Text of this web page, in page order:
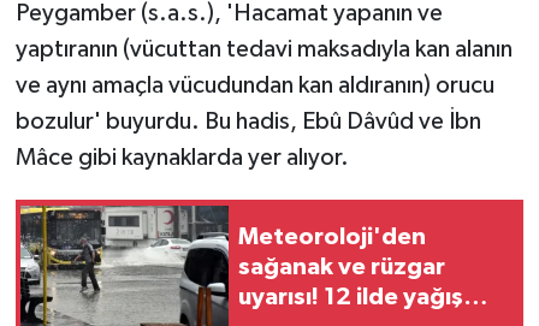
Peygamber (s.a.s.), 'Hacamat yapanın ve
yaptıranın (vücuttan tedavi maksadıyla kan alanın
ve aynı amaçla vücudundan kan aldıranın) orucu
bozulur' buyurdu. Bu hadis, Ebû Dâvûd ve İbn
Mâce gibi kaynaklarda yer alıyor.
Meteoroloji'den
sağanak ve rüzgar
uyarısı! 12 ilde yağış